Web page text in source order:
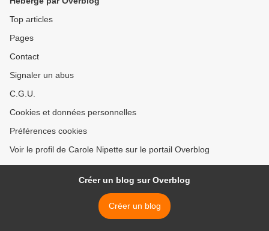
Top articles
Pages
Contact
Signaler un abus
C.G.U.
Cookies et données personnelles
Préférences cookies
Voir le profil de Carole Nipette sur le portail Overblog
Créer un blog sur Overblog
Créer un blog